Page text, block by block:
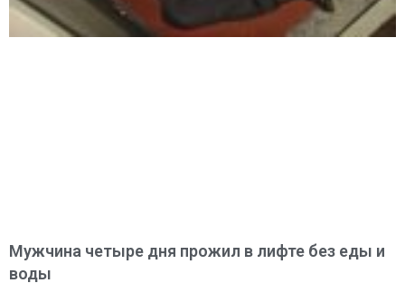
Мужчина четыре дня прожил в лифте без еды и
воды